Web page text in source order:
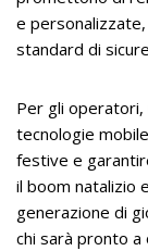
e
standard di
Per gli operatori,
tecnologie
festive e
il boom natalizio
generazione di
chi sarà pronto a